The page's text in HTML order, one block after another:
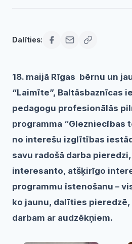
Dalīties:
18. maijā Rīgas bērnu un
“Laimīte”, Baltāsbaznīcas
pedagogu profesionālās
programma “Glezniecības
no interešu izglītības
savu radošā darba
interesanto, atšķirīgo
programmu īstenošanu –
ko jaunu, dalīties
darbam ar audzēkņiem.